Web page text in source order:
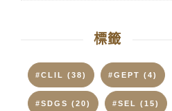
標籤
#CLIL (38) #GEPT (4)
#SDGS (20) #SEL (15)